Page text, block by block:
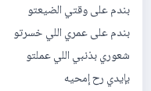
بندم على وقتي الضيعتو
بندم على عمري اللي خسرتو
شعوري بذنبي اللي عملتو
بإيدي رح إمحيه